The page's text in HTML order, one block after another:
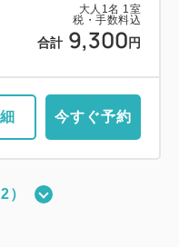
大人 1名 1室
税・手数料込
合計 9,300 円
今すぐ予約
）